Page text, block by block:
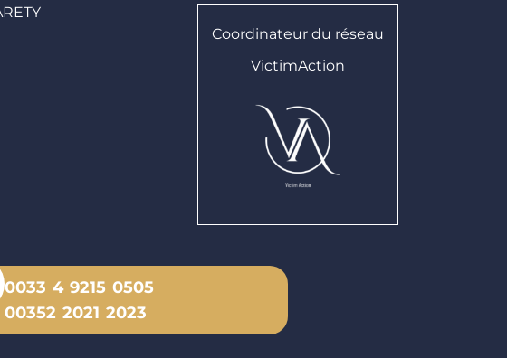
Coordinateur du réseau
VictimAction
0033 4 9215 0505
00352 2021 2023